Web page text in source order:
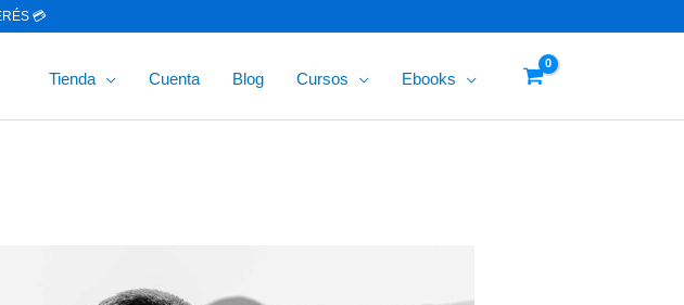
💳
Tienda
Cuenta Blog Cursos Ebooks